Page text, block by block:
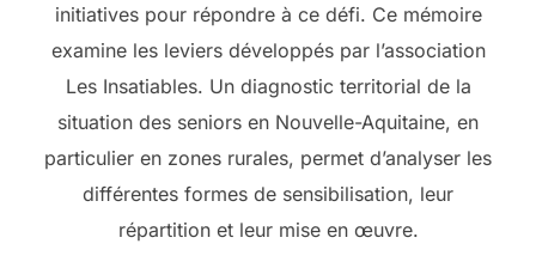
initiatives pour répondre à ce défi. Ce mémoire
examine les leviers développés par l’association
Les Insatiables. Un diagnostic territorial de la
situation des seniors en Nouvelle-Aquitaine, en
particulier en zones rurales, permet d’analyser les
différentes formes de sensibilisation, leur
répartition et leur mise en œuvre.